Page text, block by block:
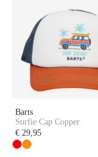
Barts
Surfie Cap Copper
€ 29,95